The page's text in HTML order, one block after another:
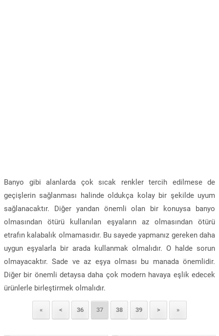
Banyo gibi alanlarda çok sıcak renkler tercih edilmese de
geçişlerin sağlanması halinde oldukça kolay bir şekilde uyum
sağlanacaktır. Diğer yandan önemli olan bir konuysa banyo
olmasından ötürü kullanılan eşyaların az olmasından ötürü
etrafın kalabalık olmamasıdır. Bu sayede yapmanız gereken daha
uygun eşyalarla bir arada kullanmak olmalıdır. O halde sorun
olmayacaktır. Sade ve az eşya olması bu manada önemlidir.
Diğer bir önemli detaysa daha çok modern havaya eşlik edecek
ürünlerle birleştirmek olmalıdır.
« < 36 37 38 39 > »